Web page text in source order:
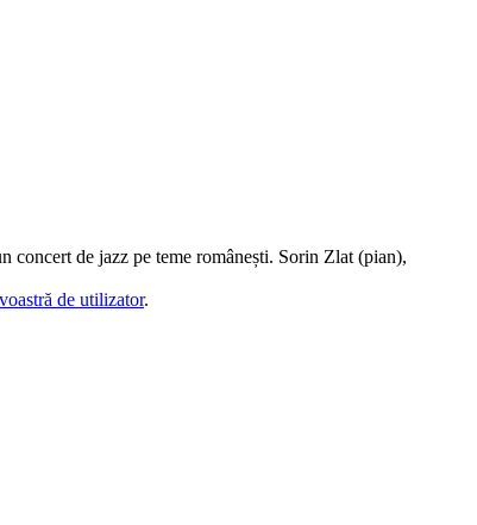
concert de jazz pe teme românești. Sorin Zlat (pian),
de utilizator.